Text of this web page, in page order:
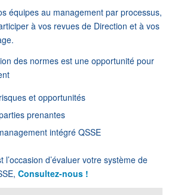
équipes au management par processus,
à vos revues de Direction et à vos
des normes est une opportunité pour
et opportunités
prenantes
intégré QSSE
l’occasion d’évaluer votre système de
Consultez-nous !